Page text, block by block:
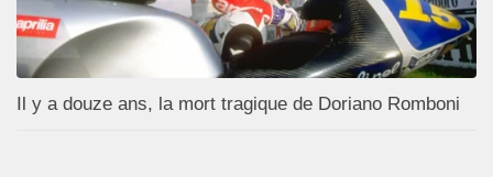
Il y a douze ans, la mort tragique de Doriano Romboni